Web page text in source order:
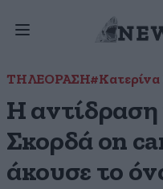
ΤΗΛΕΟΡΑΣΗ#Κατερίνα
Η αντίδραση
Σκορδά on
άκουσε το